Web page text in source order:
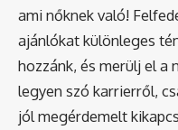
ami nőknek való!
ajánlókat különleges
hozzánk, és merülj el a
legyen szó karrierről,
jól megérdemelt